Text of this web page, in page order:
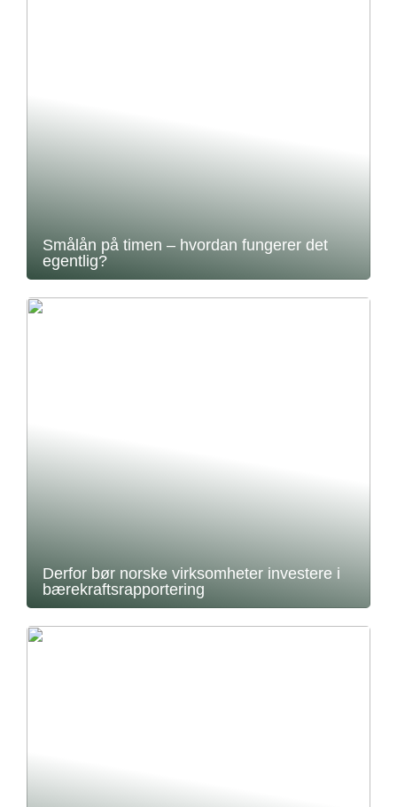
Smålån på timen – hvordan fungerer det
egentlig?
Derfor bør norske virksomheter investere i
bærekraftsrapportering